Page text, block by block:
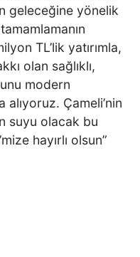
geleceğine yönelik
TL’lik yatırımla,
olan sağlıklı,
modern
Çameli’nin
suyu olacak bu
hayırlı olsun”